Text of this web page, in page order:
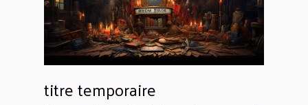
titre temporaire